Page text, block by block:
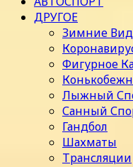
ДРУГОЕ
Зимние
Фигурное
Лыжный
Санный
Гандбол
Шахматы
Трансляции